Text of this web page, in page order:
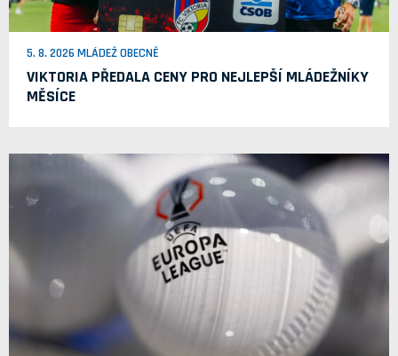
5. 8. 2026 MLÁDEŽ OBECNĚ
VIKTORIA PŘEDALA CENY PRO NEJLEPŠÍ MLÁDEŽNÍKY
MĚSÍCE